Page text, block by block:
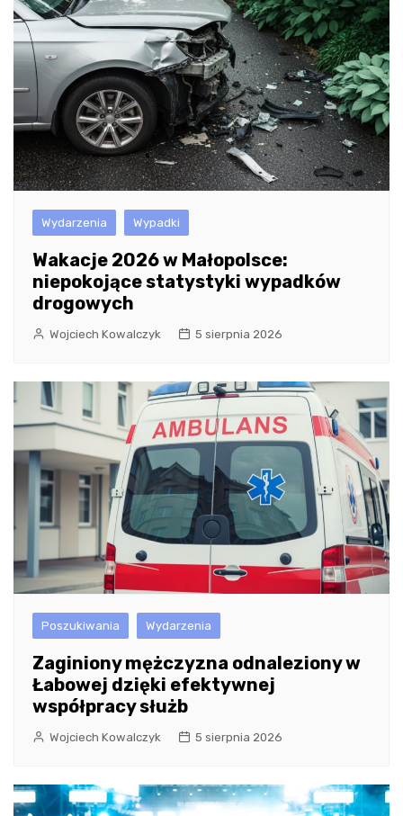
Wydarzenia Wypadki
Wakacje 2026 w Małopolsce:
niepokojące statystyki wypadków
drogowych
Wojciech Kowalczyk 5 sierpnia 2026
Poszukiwania Wydarzenia
Zaginiony mężczyzna odnaleziony w
Łabowej dzięki efektywnej
współpracy służb
Wojciech Kowalczyk 5 sierpnia 2026